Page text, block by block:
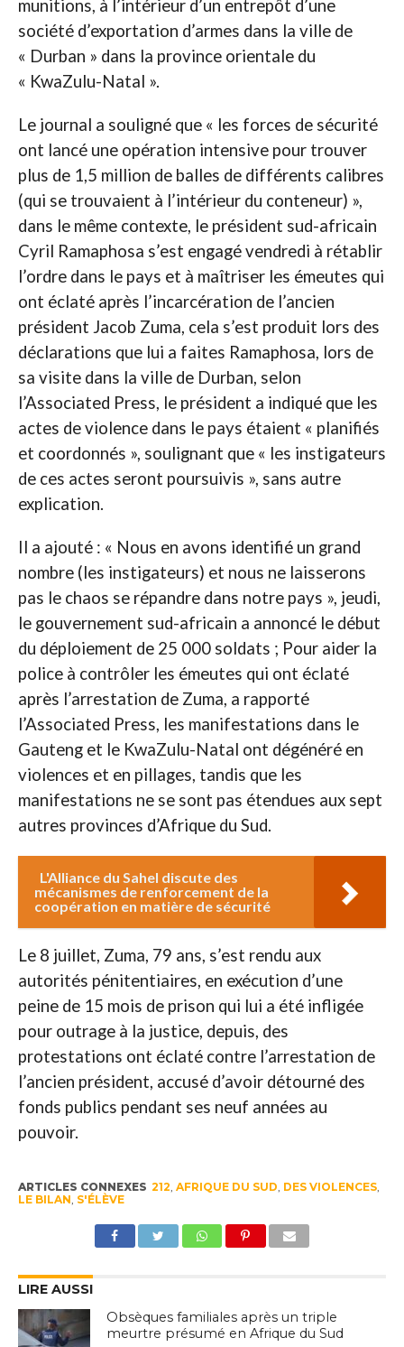
munitions, à l’intérieur d’un entrepôt d’une
société d’exportation d’armes dans la ville de
« Durban » dans la province orientale du
« KwaZulu-Natal ».
Le journal a souligné que « les forces de sécurité
ont lancé une opération intensive pour trouver
plus de 1,5 million de balles de différents calibres
(qui se trouvaient à l’intérieur du conteneur) »,
dans le même contexte, le président sud-africain
Cyril Ramaphosa s’est engagé vendredi à rétablir
l’ordre dans le pays et à maîtriser les émeutes qui
ont éclaté après l’incarcération de l’ancien
président Jacob Zuma, cela s’est produit lors des
déclarations que lui a faites Ramaphosa, lors de
sa visite dans la ville de Durban, selon
l’Associated Press, le président a indiqué que les
actes de violence dans le pays étaient « planifiés
et coordonnés », soulignant que « les instigateurs
de ces actes seront poursuivis », sans autre
explication.
Il a ajouté : « Nous en avons identifié un grand
nombre (les instigateurs) et nous ne laisserons
pas le chaos se répandre dans notre pays », jeudi,
le gouvernement sud-africain a annoncé le début
du déploiement de 25 000 soldats ; Pour aider la
police à contrôler les émeutes qui ont éclaté
après l’arrestation de Zuma, a rapporté
l’Associated Press, les manifestations dans le
Gauteng et le KwaZulu-Natal ont dégénéré en
violences et en pillages, tandis que les
manifestations ne se sont pas étendues aux sept
autres provinces d’Afrique du Sud.
L'Alliance du Sahel discute des
mécanismes de renforcement de la
coopération en matière de sécurité
Le 8 juillet, Zuma, 79 ans, s’est rendu aux
autorités pénitentiaires, en exécution d’une
peine de 15 mois de prison qui lui a été infligée
pour outrage à la justice, depuis, des
protestations ont éclaté contre l’arrestation de
l’ancien président, accusé d’avoir détourné des
fonds publics pendant ses neuf années au
pouvoir.
ARTICLES CONNEXES 212 AFRIQUE DU SUD DES VIOLENCES,
LE BILAN S'ÉLÈVE
LIRE AUSSI
Obsèques familiales après un triple
meurtre présumé en Afrique du Sud